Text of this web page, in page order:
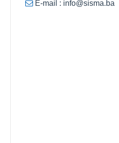
E-mail : info@sisma.ba